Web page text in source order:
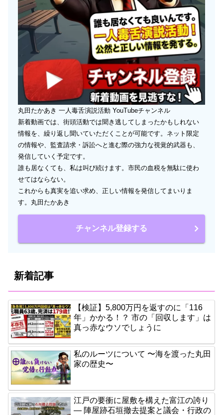
丸田たかあき 一人毒舌演説活動 YouTubeチャンネル
新着動画では、街頭活動では聞き逃してしまったかもしれない
情報を、繰り返し聞いていただくことが可能です。ネット限定
の情報や、監査請求・訴訟へと進む際の強力な視覚的武器も、
発信していく予定です。
誰も居なくても、私は叫び続けます。市民の血税を無駄に使わ
せてはならない。
これからも真実を追い求め、正しい情報を発信してまいりま
す。丸田たかあき
チャンネル登録する
新着記事
【検証】5,800万円を返すのに「116
年」かかる！？ 市の「回収します」は
真っ赤なウソでしょうに
私のルーツについて 〜海を渡った丸田
家の歴史〜
江戸の要衝に屋敷を構えた富江の誇り
― 陣屋跡石垣撤去提案と議会・行政の